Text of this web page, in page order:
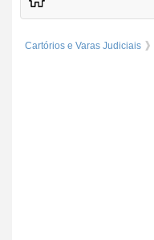
Cartórios e Varas Judiciais